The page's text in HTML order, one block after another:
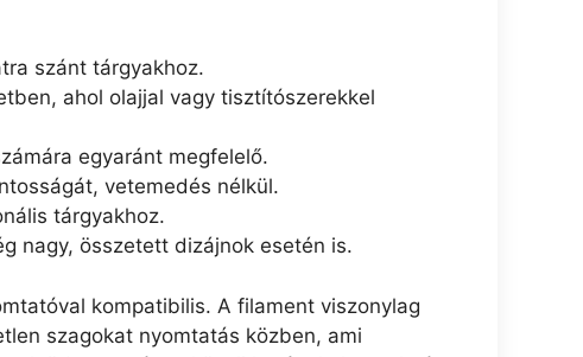
szánt tárgyakhoz.
ahol olajjal vagy tisztítószerekkel
egyaránt megfelelő.
vetemedés nélkül.
tárgyakhoz.
nagy, összetett dizájnok esetén is.
kompatibilis. A filament viszonylag
szagokat nyomtatás közben, ami